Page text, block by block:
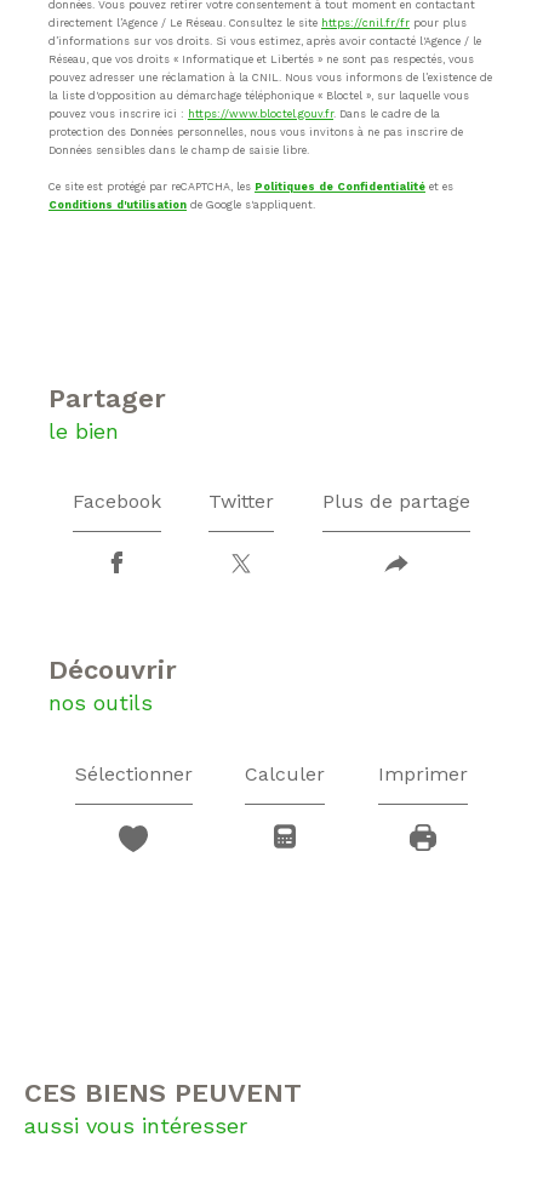
données. Vous pouvez retirer votre consentement à tout moment en contactant
directement l’Agence / Le Réseau. Consultez le site https://cnil.fr/fr pour plus
d’informations sur vos droits. Si vous estimez, après avoir contacté l'Agence / le
Réseau, que vos droits « Informatique et Libertés » ne sont pas respectés, vous
pouvez adresser une réclamation à la CNIL. Nous vous informons de l’existence de
la liste d'opposition au démarchage téléphonique « Bloctel », sur laquelle vous
pouvez vous inscrire ici : https://www.bloctel.gouv.fr. Dans le cadre de la
protection des Données personnelles, nous vous invitons à ne pas inscrire de
Données sensibles dans le champ de saisie libre.
Ce site est protégé par reCAPTCHA, les Politiques de Confidentialité et es
Conditions d'utilisation de Google s'appliquent.
partager
le bien
Facebook Twitter Plus de partage
découvrir
nos outils
Sélectionner Calculer Imprimer
CES BIENS PEUVENT
aussi vous intéresser